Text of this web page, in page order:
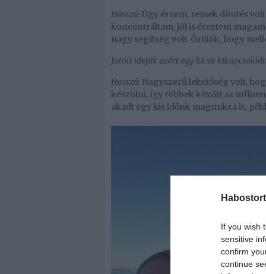
If you wish
sensitive
confirm
continue
Hosszú:Úgy érzem, remek döntés
koncentráltam, jól is éreztem
nagy segítség volt. Örülök, hogy
Jutott idejük azért egy kicsit
Hosszú: Nagyszerű lehetőség volt,
készülni, így többek között az
akadt egy kis időnk magunkra is,